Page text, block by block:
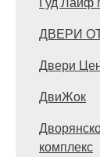
ДВЕРИ ОТ
Двери
ДвиЖок
комплекс